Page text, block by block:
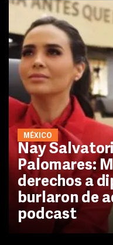
MÉXICO
Nay
Palomares:
derechos a
burlaron de
podcast